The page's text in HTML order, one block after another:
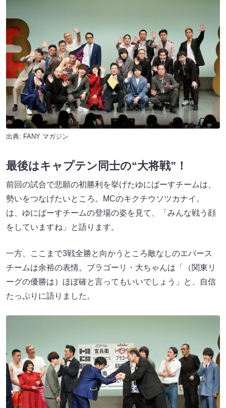
出典: FANY マガジン
最後はキャプテン同士の“大将戦”！
前回の試合で悲願の初勝利を挙げたゆにばーすチームは、
勢いをつなげたいところ。MCのキクチウソツカナイ。
は、ゆにばーすチームの登場の姿を見て、「みんな戦う顔
をしていますね」と語ります。
一方、ここまで3戦全勝と向かうところ敵なしのエバース
チームは余裕の表情。ブラゴーリ・大ちゃんは「（関東リ
ーグの優勝は）ほぼ確と言ってもいいでしょう」と、自信
たっぷりに語りました。